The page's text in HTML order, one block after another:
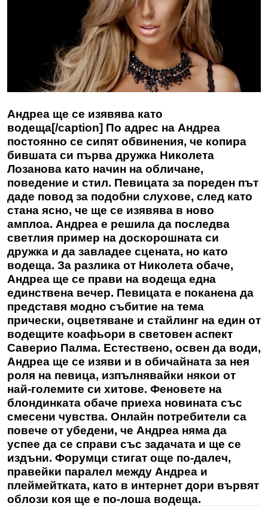
Андреа ще се изявява като
водеща[/caption] По адрес на Андреа
постоянно се сипят обвинения, че копира
бившата си първа дружка Николета
Лозанова като начин на обличане,
поведение и стил. Певицата за пореден път
даде повод за подобни слухове, след като
стана ясно, че ще се изявява в ново
амплоа. Андреа е решила да последва
светлия пример на доскорошната си
дружка и да завладее сцената, но като
водеща. За разлика от Николета обаче,
Андреа ще се прави на водеща една
единствена вечер. Певицата е поканена да
представя модно събитие на тема
прически, оцветяване и стайлинг на един от
водещите коафьори в световен аспект
Саверио Палма. Естествено, освен да води,
Андреа ще се изяви и в обичайната за нея
роля на певица, изпълнявайки някои от
най-големите си хитове. Феновете на
блондинката обаче приеха новината със
смесени чувства. Онлайн потребители са
повече от убедени, че Андреа няма да
успее да се справи със задачата и ще се
издъни. Форумци стигат още по-далеч,
правейки паралел между Андреа и
плеймейтката, като в интернет дори вървят
облози коя ще е по-лоша водеща.